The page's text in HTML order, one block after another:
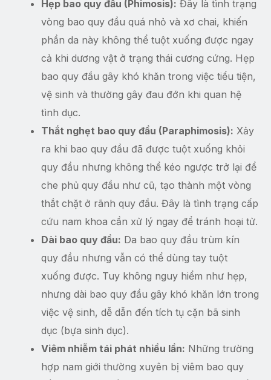
Hẹp bao quy đầu (Phimosis): Đây là tình trạng
vòng bao quy đầu quá nhỏ và xơ chai, khiến
phần da này không thể tuột xuống được ngay
cả khi dương vật ở trạng thái cương cứng. Hẹp
bao quy đầu gây khó khăn trong việc tiểu tiện,
vệ sinh và thường gây đau đớn khi quan hệ
tình dục.
Thắt nghẹt bao quy đầu (Paraphimosis): Xảy
ra khi bao quy đầu đã được tuột xuống khỏi
quy đầu nhưng không thể kéo ngược trở lại để
che phủ quy đầu như cũ, tạo thành một vòng
thắt chặt ở rãnh quy đầu. Đây là tình trạng cấp
cứu nam khoa cần xử lý ngay để tránh hoại tử.
Dài bao quy đầu: Da bao quy đầu trùm kín
quy đầu nhưng vẫn có thể dùng tay tuột
xuống được. Tuy không nguy hiểm như hẹp,
nhưng dài bao quy đầu gây khó khăn lớn trong
việc vệ sinh, dễ dẫn đến tích tụ cặn bã sinh
dục (bựa sinh dục).
Viêm nhiễm tái phát nhiều lần: Những trường
hợp nam giới thường xuyên bị viêm bao quy